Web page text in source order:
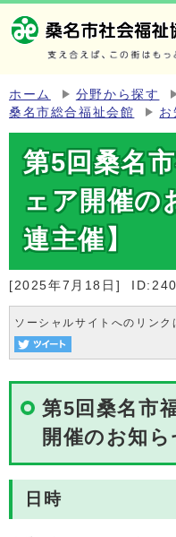
ホーム 分野から探す
桑名市総合福祉会館
お
第5回桑名
ェア開催の
連主催】
[2025年7月18日]
ソーシャルサイトへのリン
第5回桑名市
開催のお知ら
日時